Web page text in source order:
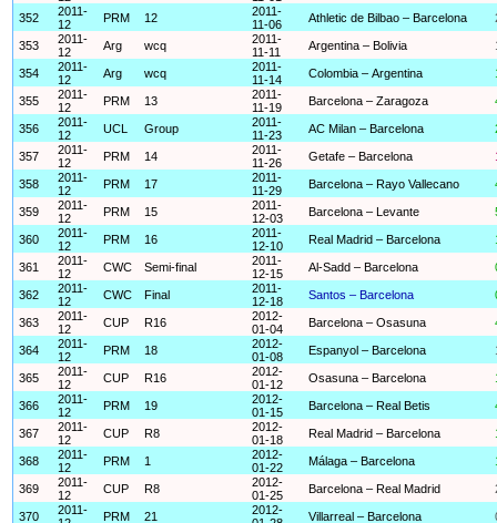
352
2011-
12
PRM 12
2011-
11-06
Athletic de Bilbao – Barcelona
353
2011-
12
Arg wcq
2011-
11-11
Argentina – Bolivia
354
2011-
12
Arg wcq
2011-
11-14
Colombia – Argentina
355
2011-
12
PRM 13
2011-
11-19
Barcelona – Zaragoza
356
2011-
12
UCL Group
2011-
11-23
AC Milan – Barcelona
357
2011-
12
PRM 14
2011-
11-26
Getafe – Barcelona
358
2011-
12
PRM 17
2011-
11-29
Barcelona – Rayo Vallecano
359
2011-
12
PRM 15
2011-
12-03
Barcelona – Levante
360
2011-
12
PRM 16
2011-
12-10
Real Madrid – Barcelona
361
2011-
12
CWC Semi-final
2011-
12-15
Al-Sadd – Barcelona
362
2011-
12
CWC Final
2011-
12-18
Santos – Barcelona
363
2011-
12
CUP R16
2012-
01-04
Barcelona – Osasuna
364
2011-
12
PRM 18
2012-
01-08
Espanyol – Barcelona
365
2011-
12
CUP R16
2012-
01-12
Osasuna – Barcelona
366
2011-
12
PRM 19
2012-
01-15
Barcelona – Real Betis
367
2011-
12
CUP R8
2012-
01-18
Real Madrid – Barcelona
368
2011-
12
PRM 1
2012-
01-22
Málaga – Barcelona
369
2011-
12
CUP R8
2012-
01-25
Barcelona – Real Madrid
370
2011-
PRM 21
2012-
Villarreal – Barcelona